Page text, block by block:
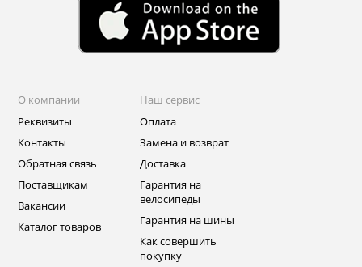
О компании
Реквизиты
Контакты
Обратная связь
Поставщикам
Вакансии
Каталог товаров
Наш сервис
Оплата
Замена и возврат
Доставка
Гарантия на
велосипеды
Гарантия на шины
Как совершить
покупку